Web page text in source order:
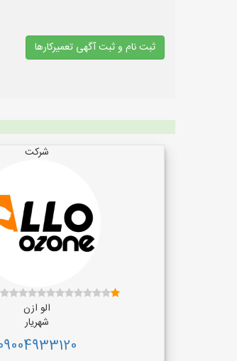
ثبت نام و ثبت آگهی تعمیرکارها
شرکت
الو ازن
شهریار